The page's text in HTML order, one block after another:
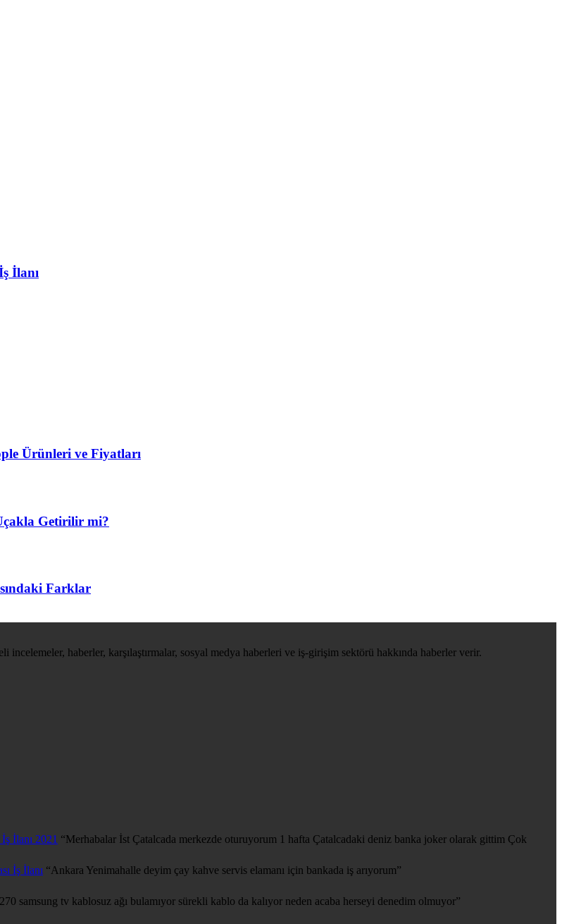
İlanı
Ürünleri ve Fiyatları
Getirilir mi?
Farklar
haberler, karşılaştırmalar, sosyal medya haberleri ve iş-girişim sektörü hakkında haberler verir.
İlanı 2021 “Merhabalar İst Çatalcada merkezde oturuyorum 1 hafta Çatalcadaki deniz banka joker olarak gittim Çok
İş İlanı “Ankara Yenimahalle deyim çay kahve servis elamanı için bankada iş arıyorum”
samsung tv kablosuz ağı bulamıyor sürekli kablo da kalıyor neden acaba herseyi denedim olmuyor”